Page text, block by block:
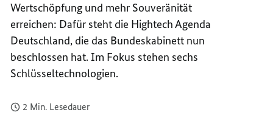
Wertschöpfung und mehr Souveränität
erreichen: Dafür steht die HightechAgenda
Deutschland, die das Bundeskabinett nun
beschlossen hat. Im Fokus stehen sechs
Schlüsseltechnologien.
2 Min. Lesedauer